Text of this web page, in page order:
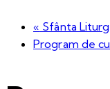
« Sfânta
Program de